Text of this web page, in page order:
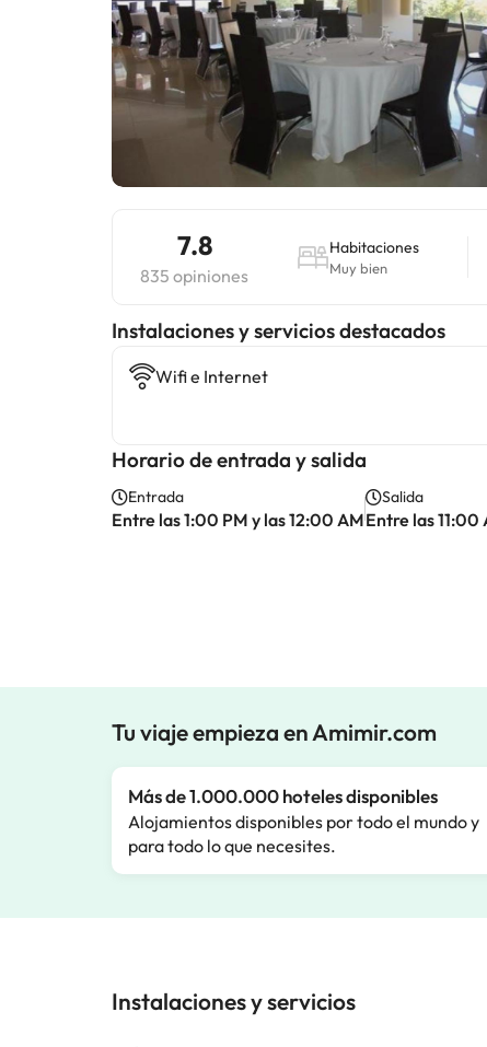
7.8
835 opiniones
Habitaciones
Muy bien
Instalaciones y servicios destacados
Wifi e Internet
Horario de entrada y salida
Entrada
Entre las 1:00 PM y las 12:00 AM
Salida
Entre las 11:00
Tu viaje empieza en Amimir.com
Más de 1.000.000 hoteles disponibles
Alojamientos disponibles por todo el mundo y
para todo lo que necesites.
Instalaciones y servicios